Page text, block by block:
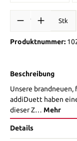
Stk
Produktnummer:
Beschreibung
Unsere
addiDuett haben
dieser Z… Mehr
Details